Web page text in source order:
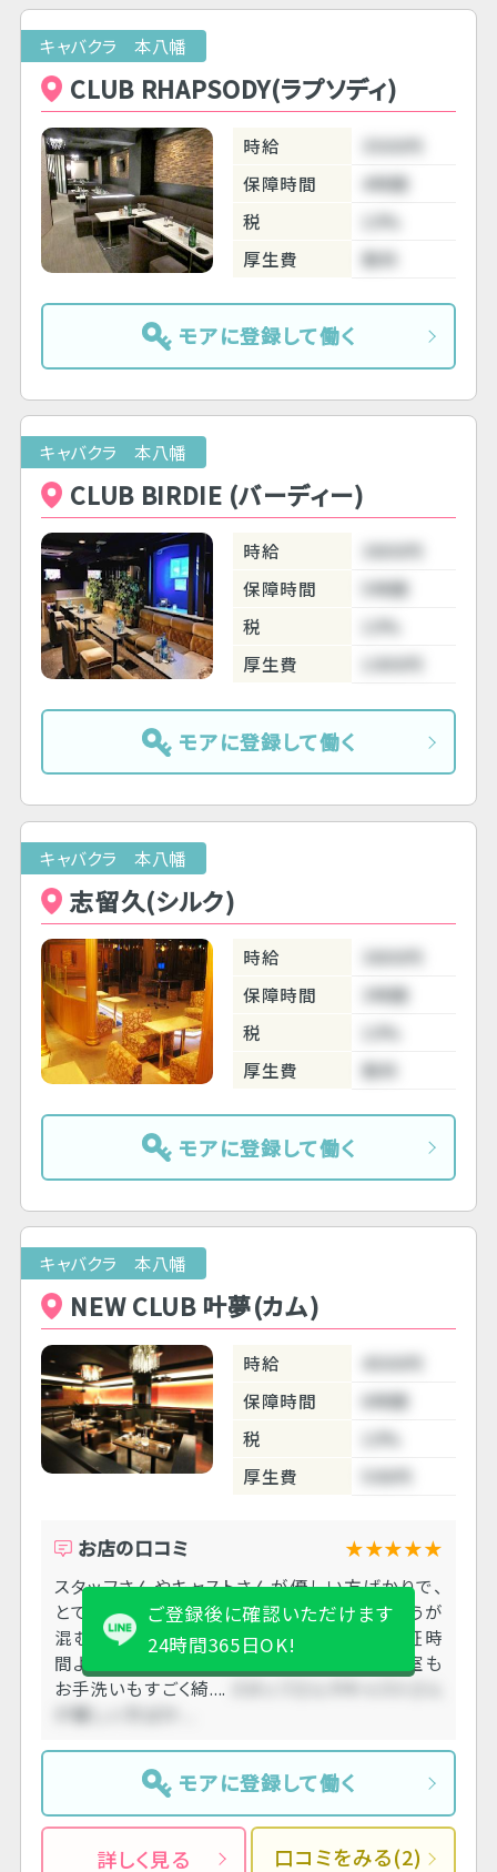
キャバクラ 本八幡
CLUB RHAPSODY(ラプソディ)
時給
3500円
保障時間
4時間
税
10%
厚生費
無料
モアに登録して働く
キャバクラ 本八幡
CLUB BIRDIE (バーディー)
時給
3800円
保障時間
5時間
税
10%
厚生費
1000円
モアに登録して働く
キャバクラ 本八幡
志留久(シルク)
時給
3800円
保障時間
3時間
税
10%
厚生費
無料
モアに登録して働く
キャバクラ 本八幡
NEW CLUB 叶夢(カム)
時給
4500円
保障時間
6時間
税
10%
厚生費
500円
お店の口コミ ★★★★★
スタッフさんやキャストさんが優しい方ばかりで、
とても働きやすい空間でした。 遅い時間のほうが
混むのかな？曜日にもよると思いますが、保証時
間よりも長く働かせていただきました。 更衣室も
お手洗いもすごく綺....
が優しい方ばか....
ご登録後に確認いただけます
24時間365日OK!
モアに登録して働く
詳しく見る 口コミをみる(2)